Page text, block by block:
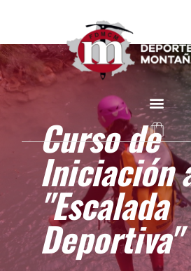
Curso de
Iniciación
"Escalada
Deportiva"